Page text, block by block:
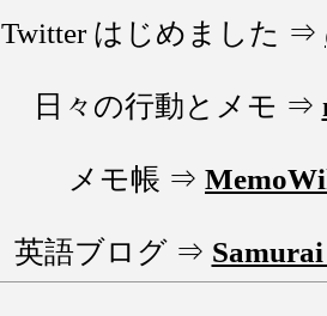
Twitter はじめました ⇒
日々の行動とメモ ⇒
メモ帳 ⇒
英語ブログ ⇒